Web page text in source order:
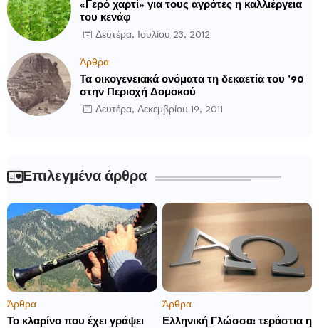
«Γερό χαρτί» για τους αγρότες η καλλιέργεια
του κενάφ
Δευτέρα, Ιουλίου 23, 2012
Άρθρα
Τα οικογενειακά ονόματα τη δεκαετία του ’90
στην Περιοχή Δομοκού
Δευτέρα, Δεκεμβρίου 19, 2011
Επιλεγμένα άρθρα
Άρθρα
Το κλαρίνο που έχει γράψει
Άρθρα
Ελληνική Γλώσσα: τεράστια η